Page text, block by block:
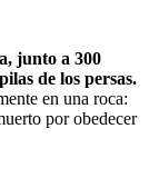
junto a 300
de los persas.
en una roca:
por obedecer